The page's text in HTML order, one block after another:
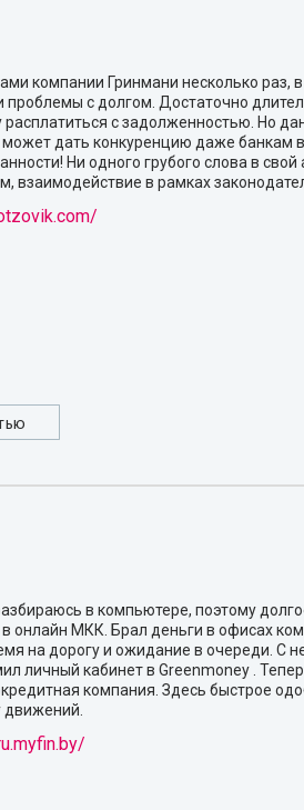
компании Гринмани несколько раз, в
проблемы с долгом. Достаточно
с задолженностью. Но
дать конкуренцию даже банкам в
Ни одного грубого слова в свой
взаимодействие в рамках
в компьютере, поэтому
онлайн МКК. Брал деньги в офисах
на дорогу и ожидание в очереди. С
личный кабинет в Greenmoney .
компания. Здесь быстрое
движений.